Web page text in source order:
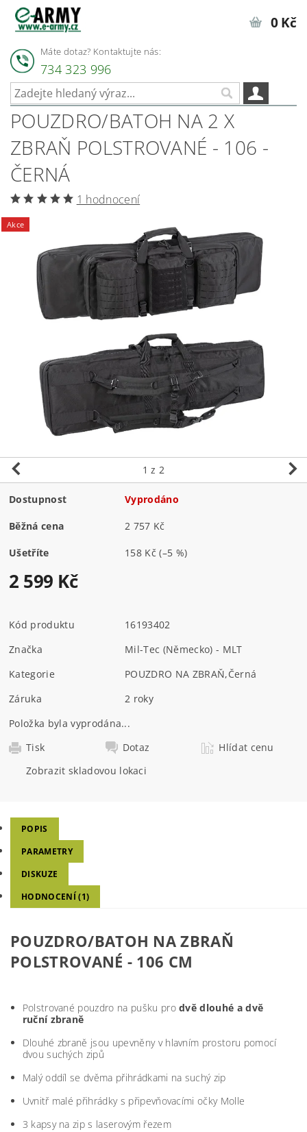
Máte dotaz? Kontaktujte nás:
734 323 996
0 Kč
POUZDRO/BATOH NA 2 X
ZBRAŇ POLSTROVANÉ - 106 -
ČERNÁ
1 hodnocení
Akce
1 z 2
Dostupnost Vyprodáno
Běžná cena 2 757 Kč
Ušetříte 158 Kč(–5 %)
2 599 Kč
Kód produktu
16193402
Značka
Mil-Tec (Německo) - MLT
Kategorie
POUZDRO NA ZBRAŇ,Černá
Záruka
2 roky
Položka byla vyprodána...
Tisk
Dotaz
Hlídat cenu
Zobrazit skladovou lokaci
POPIS
PARAMETRY
DISKUZE
HODNOCENÍ (1)
POUZDRO/BATOH NA ZBRAŇ
POLSTROVANÉ - 106 CM
Polstrované pouzdro na pušku prodvě dlouhé a dvě
ruční zbraně
Dlouhé zbraně jsou upevněny v hlavním prostoru pomocí
dvou suchých zipů
Malý oddíl se dvěma přihrádkami na suchý zip
Uvnitř malé přihrádky s připevňovacími očky Molle
3 kapsy na zip s laserovým řezem